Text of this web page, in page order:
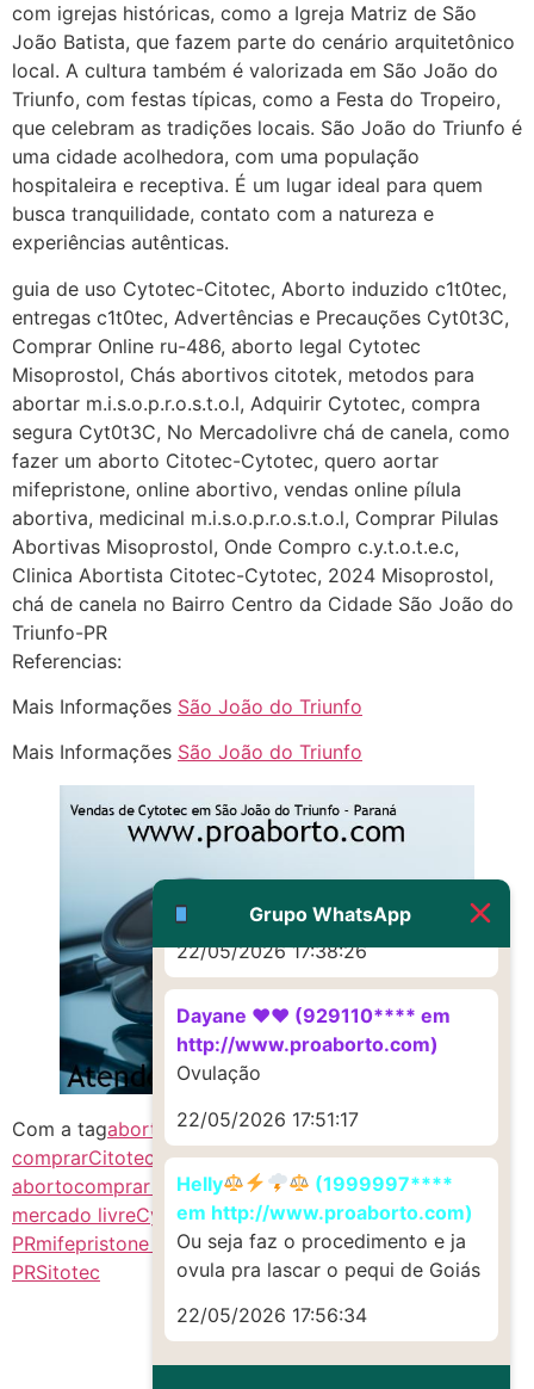
com igrejas históricas, como a Igreja Matriz de São
João Batista, que fazem parte do cenário arquitetônico
local. A cultura também é valorizada em São João do
Triunfo, com festas típicas, como a Festa do Tropeiro,
que celebram as tradições locais. São João do Triunfo é
uma cidade acolhedora, com uma população
hospitaleira e receptiva. É um lugar ideal para quem
busca tranquilidade, contato com a natureza e
experiências autênticas.
guia de uso Cytotec-Citotec, Aborto induzido c1t0tec,
entregas c1t0tec, Advertências e Precauções Cyt0t3C,
Comprar Online ru-486, aborto legal Cytotec
Misoprostol, Chás abortivos citotek, metodos para
abortar m.i.s.o.p.r.o.s.t.o.l, Adquirir Cytotec, compra
segura Cyt0t3C, No Mercadolivre chá de canela, como
fazer um aborto Citotec-Cytotec, quero aortar
mifepristone, online abortivo, vendas online pílula
abortiva, medicinal m.i.s.o.p.r.o.s.t.o.l, Comprar Pilulas
Abortivas Misoprostol, Onde Compro c.y.t.o.t.e.c,
Clinica Abortista Citotec-Cytotec, 2024 Misoprostol,
chá de canela no Bairro Centro da Cidade São João do
Triunfo-PR
Referencias:
Mais Informações São João do Triunfo
Mais Informações São João do Triunfo
Com a tagabort1vocitotec
comprarCitotecCytoteccitotekcitotek PRcomo
abortocomprar citotec originalcomprar cytotec
mercado livreCyt0t3Ccytotec comprarmifepristona
PRmifepristone PRMisoprostol PRpílula abortiva
PRSitotec
Grupo WhatsApp
G (1199866**** em
http://www.proaborto.com)
Mulheres vocês sabem dizer
quem já tomou os remédio se
depois que para de menstruar
começa a sair um líquido
transparente, se é normal ?
22/05/2026 17:10:05
(879121**** em
http://www.proaborto.com)
Deve ser normal
22/05/2026 17:19:15
(879121**** em
http://www.proaborto.com)
Eu acho, não sei
22/05/2026 17:19:16
Deve ser um corrimento normal
22/05/2026 17:19:47
G (1199866**** em
http://www.proaborto.com)
Muito obrigadaaaaa
22/05/2026 17:38:26
Dayane ♥️♥️ (929110**** em
http://www.proaborto.com)
Ovulação
22/05/2026 17:51:17
Helly
(1999997****
em http://www.proaborto.com)
Ou seja faz o procedimento e ja
ovula pra lascar o pequi de Goiás
22/05/2026 17:56:34